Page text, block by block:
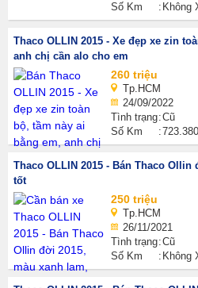
Số Km
Không
Thaco OLLIN 2015 - Xe đẹp xe zin
anh chị cần alo cho em
260 triệu
Tp.HCM
24/09/2022
Tình trạng Cũ
Số Km
Thaco OLLIN 2015 - Bán Thaco
tốt
250 triệu
Tp.HCM
26/11/2021
Tình trạng Cũ
Số Km
Không